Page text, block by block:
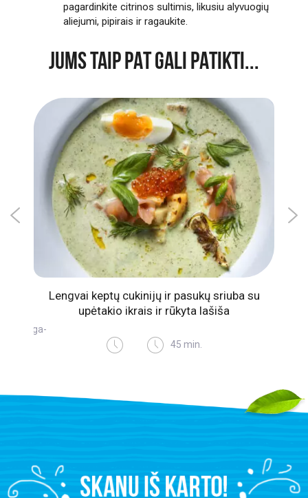
pagardinkite citrinos sultimis, likusiu alyvuogių
aliejumi, pipirais ir ragaukite.
JUMS TAIP PAT GALI PATIKTI...
Omega-
Lengvai keptų cukinijų ir pasukų sriuba su
upėtakio ikrais ir rūkyta lašiša
45 min.